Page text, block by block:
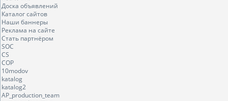
Доска объявлений
Каталог сайтов
Наши баннеры
Реклама на сайте
Стать партнёром
SOC
CS
COP
10modov
katalog
katalog2
AP_production_team